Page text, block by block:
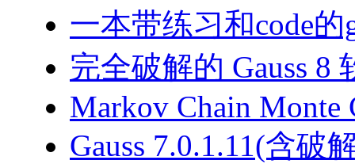
一本带练习和code的
完全破解的 Gauss 8
Markov Chain Monte
Gauss 7.0.1.11(含破